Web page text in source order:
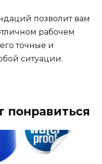
позволит вам
рабочем
точные и
ситуации.
понравиться